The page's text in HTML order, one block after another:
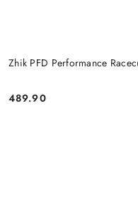
Zhik PFD Performance
Cena:
489.90